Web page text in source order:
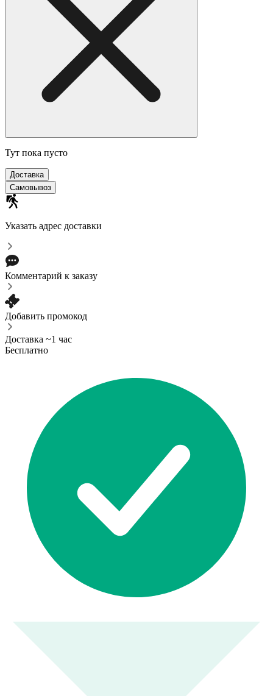
Тут пока пусто
Доставка
Самовывоз
Указать адрес доставки
Комментарий к заказу
Добавить промокод
Доставка ~1 час
Бесплатно